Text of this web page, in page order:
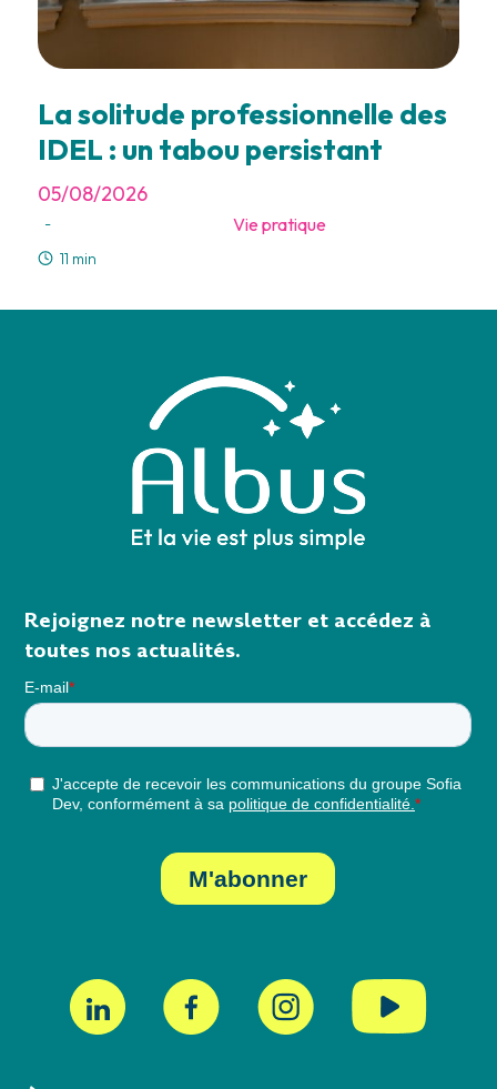
La solitude professionnelle des
IDEL : un tabou persistant
05/08/2026
- Vie pratique
11 min
Rejoignez notre newsletter et accédez à
toutes nos actualités.